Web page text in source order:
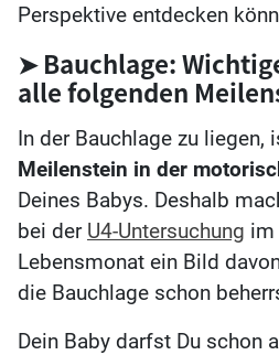
Perspektive entdecken
➤ Bauchlage:
alle folgenden
In der Bauchlage zu liegen,
Meilenstein in der
Deines Babys. Deshalb
bei der U4-Untersuchung im
Lebensmonat ein Bild
die Bauchlage schon
Dein Baby darfst Du schon